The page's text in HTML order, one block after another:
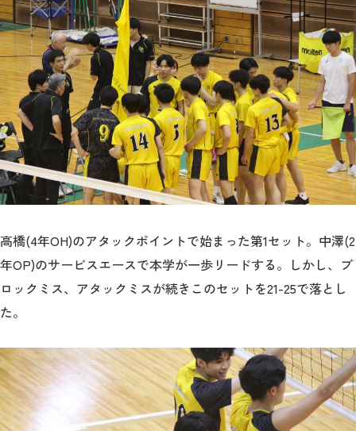
学生生活
留学・国際交流
キャリア
ボランティア
生涯学習・社会連携
入試情報サイト
MGグッズ オンラインショップ
高橋(4年OH)のアタックポイントで始まった第1セット。中澤(2
年OP)のサービスエースで本学が一歩リードする。しかし、ブ
ロックミス、アタックミスが続きこのセットを21-25で落とし
た。